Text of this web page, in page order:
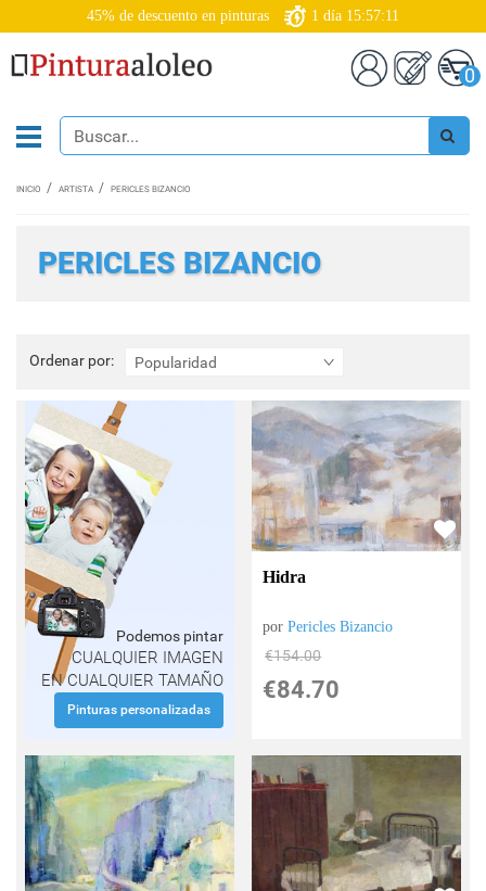
45% de descuento en pinturas 1 día 15:57:09
0
INICIO ARTISTA PERICLES BIZANCIO
PERICLES BIZANCIO
Ordenar por: Popularidad
Ordenar
por:
Podemos pintar
CUALQUIER IMAGEN
EN CUALQUIER TAMAÑO
Pinturas personalizadas
Hidra
porPericles Bizancio
€154.00
€84.70